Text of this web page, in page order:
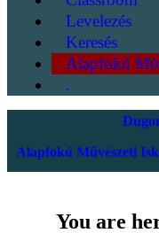
Levelezés
Keresés
Alapfokú
.
Alapfokú Művészeti
You are